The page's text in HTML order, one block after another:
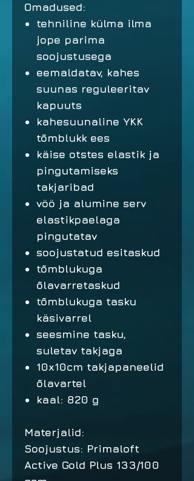
Omadused:
tehniline külma ilma
jope parima
soojustusega
eemaldatav, kahes
suunas reguleeritav
kapuuts
kahesuunaline YKK
tõmblukk ees
käise otstes elastik ja
pingutamiseks
takjaribad
vöö ja alumine serv
elastikpaelaga
pingutatav
soojustatud esitaskud
tõmblukuga
õlavarretaskud
tõmblukuga tasku
käsivarrel
seesmine tasku,
suletav takjaga
10x10cm takjapaneelid
õlavartel
kaal: 820 g
Materjalid:
Soojustus: Primaloft
Active Gold Plus 133/100